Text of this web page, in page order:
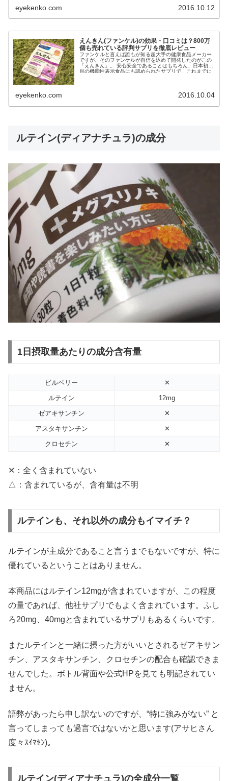
eyekenko.com 2016.10.12
えんきん(ファンケル)の効果・口コミは？800万
個も売れている評判サプリを徹底レビュー
ファンケルと言えば誰もが知る超大手の健康食品メーカー
ですが、そのファンケルが自信を込めて開発したのがこの
「えんきん」。 安心安全であることはもちろん、日本初の
目の機能性表示食品にも認められたサプリで、これまでに
eyekenko.com 2016.10.04
ルテイン(ディアナチュラ)の成分
1日摂取量あたりの成分含有量
ビルベリー
✕
ルテイン
12mg
ゼアキサンチン
✕
アスタキサンチン
✕
クロセチン
✕
✕：全く含まれていない
△：含まれているが、含有量は不明
ルテインも、それ以外の成分もイマイチ？
ルテインが主成分であること言うまでもないですが、特に
優れているということはありません。
本商品にはルテイン12mgが含まれていますが、この程度
の量であれば、他社サプリでもよく含まれています。ふし
ろ20mg、40mgと含まれているサプリもあるくらいです。
またルテインと一緒に摂った方がいいとされるゼアキサン
チン、アスタキサンチン、クロセチンの配合も確認できま
せんでした。ボトル背面や公式HPを見ても明記されてい
ません。
語弊があったら申し訳ないのですが、“特に強みがない” と
言ってしまっても過言ではないかと思います(アサヒさん
度々ｽｲﾏｾﾝ)。
ルテイン(ディアナチュラ)の全成分一覧